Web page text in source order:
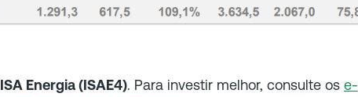
ISA Energia (ISAE4). Para investir melhor, consulte os e-